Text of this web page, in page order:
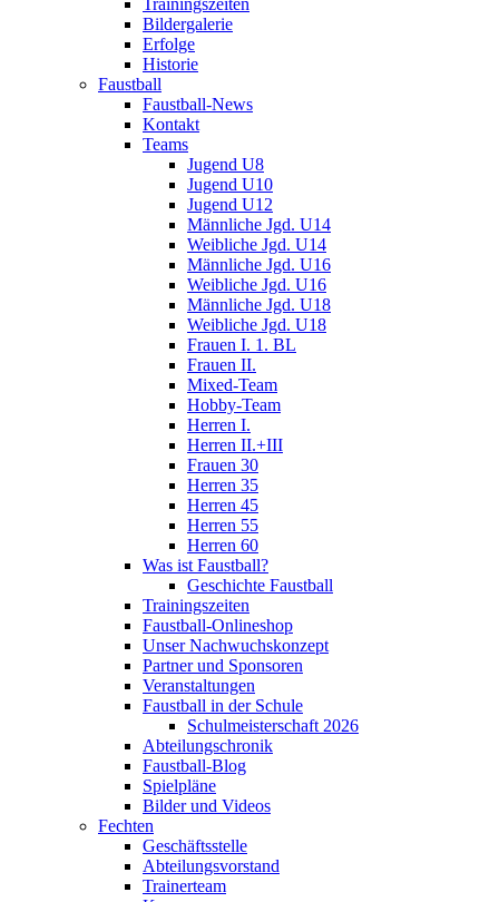
Bildergalerie
Erfolge
Historie
Faustball
Faustball-News
Kontakt
Teams
Jugend U8
Jugend U10
Jugend U12
Männliche Jgd. U14
Weibliche Jgd. U14
Männliche Jgd. U16
Weibliche Jgd. U16
Männliche Jgd. U18
Weibliche Jgd. U18
Frauen I. 1. BL
Frauen II.
Mixed-Team
Hobby-Team
Herren I.
Herren II.+III
Frauen 30
Herren 35
Herren 45
Herren 55
Herren 60
Was ist Faustball?
Geschichte Faustball
Trainingszeiten
Faustball-Onlineshop
Unser Nachwuchskonzept
Partner und Sponsoren
Veranstaltungen
Faustball in der Schule
Schulmeisterschaft 2026
Abteilungschronik
Faustball-Blog
Spielpläne
Bilder und Videos
Fechten
Geschäftsstelle
Abteilungsvorstand
Trainerteam